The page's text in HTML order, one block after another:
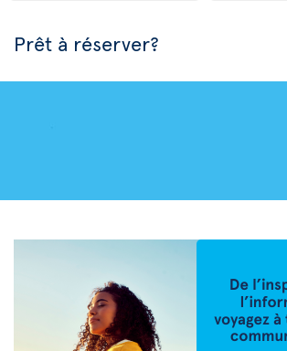
Prêt à réserver?